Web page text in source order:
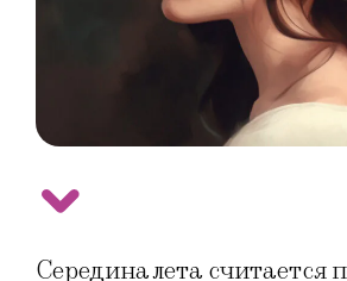
Середина лета считается